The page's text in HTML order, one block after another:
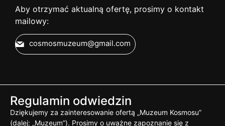
Aby otrzymać aktualną ofertę, prosimy o kontakt
mailowy:
cosmosmuzeum@gmail.com
Regulamin odwiedzin
Dziękujemy za zainteresowanie ofertą „Muzeum Kosmosu”
(dalej: „Muzeum”). Prosimy o uważne zapoznanie się z